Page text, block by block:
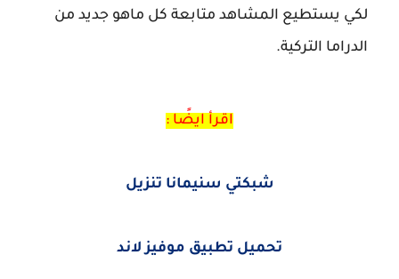
لكي يستطيع المشاهد متابعة كل ماهو جديد من
الدراما التركية.
اقرأ ايضًا :
شبكتي سنيمانا تنزيل
تحميل تطبيق موفيز لاند